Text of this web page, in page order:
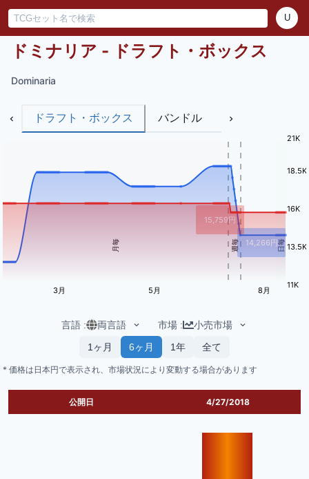
U
ドミナリア - ドラフト・ボックス
Dominaria
ドラフト・ボックス バンドル
月毎 週毎 日毎
11K
13.5K
16K
18.5K
21K
3月 5月 8月
14,266円
15,759円
言語 : 両言語 市場 :
小売市場
1ヶ月
6ヶ月 1年 全て
* 価格は日本円で表示され、市場状況により変動する場合があります
公開日 4/27/2018